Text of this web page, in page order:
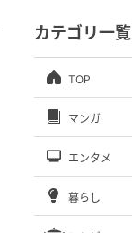
カテゴリ一覧
TOP
マンガ
エンタメ
暮らし